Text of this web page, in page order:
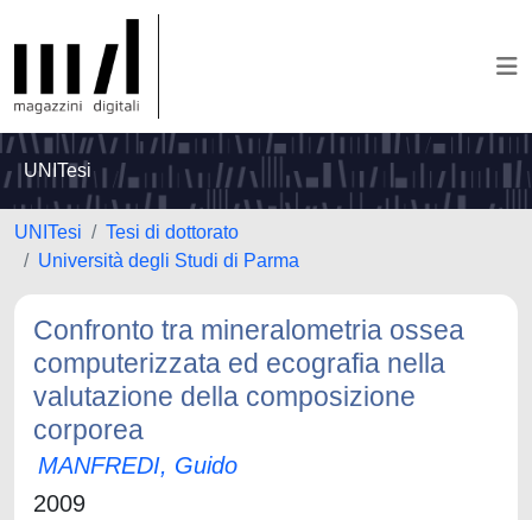
UNITesi
UNITesi
Tesi di dottorato
Università degli Studi di Parma
Confronto tra mineralometria ossea
computerizzata ed ecografia nella
valutazione della composizione
corporea
MANFREDI, Guido
2009